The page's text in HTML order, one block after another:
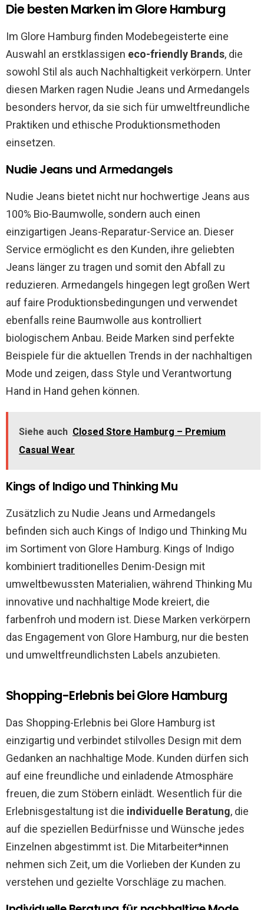
Die besten Marken im Glore Hamburg
Im Glore Hamburg finden Modebegeisterte eine
Auswahl an erstklassigen eco-friendly Brands, die
sowohl Stil als auch Nachhaltigkeit verkörpern. Unter
diesen Marken ragen Nudie Jeans und Armedangels
besonders hervor, da sie sich für umweltfreundliche
Praktiken und ethische Produktionsmethoden
einsetzen.
Nudie Jeans und Armedangels
Nudie Jeans bietet nicht nur hochwertige Jeans aus
100% Bio-Baumwolle, sondern auch einen
einzigartigen Jeans-Reparatur-Service an. Dieser
Service ermöglicht es den Kunden, ihre geliebten
Jeans länger zu tragen und somit den Abfall zu
reduzieren. Armedangels hingegen legt großen Wert
auf faire Produktionsbedingungen und verwendet
ebenfalls reine Baumwolle aus kontrolliert
biologischem Anbau. Beide Marken sind perfekte
Beispiele für die aktuellen Trends in der nachhaltigen
Mode und zeigen, dass Style und Verantwortung
Hand in Hand gehen können.
Siehe auch Closed Store Hamburg – Premium
Casual Wear
Kings of Indigo und Thinking Mu
Zusätzlich zu Nudie Jeans und Armedangels
befinden sich auch Kings of Indigo und Thinking Mu
im Sortiment von Glore Hamburg. Kings of Indigo
kombiniert traditionelles Denim-Design mit
umweltbewussten Materialien, während Thinking Mu
innovative und nachhaltige Mode kreiert, die
farbenfroh und modern ist. Diese Marken verkörpern
das Engagement von Glore Hamburg, nur die besten
und umweltfreundlichsten Labels anzubieten.
Shopping-Erlebnis bei Glore Hamburg
Das Shopping-Erlebnis bei Glore Hamburg ist
einzigartig und verbindet stilvolles Design mit dem
Gedanken an nachhaltige Mode. Kunden dürfen sich
auf eine freundliche und einladende Atmosphäre
freuen, die zum Stöbern einlädt. Wesentlich für die
Erlebnisgestaltung ist die individuelle Beratung, die
auf die speziellen Bedürfnisse und Wünsche jedes
Einzelnen abgestimmt ist. Die Mitarbeiter*innen
nehmen sich Zeit, um die Vorlieben der Kunden zu
verstehen und gezielte Vorschläge zu machen.